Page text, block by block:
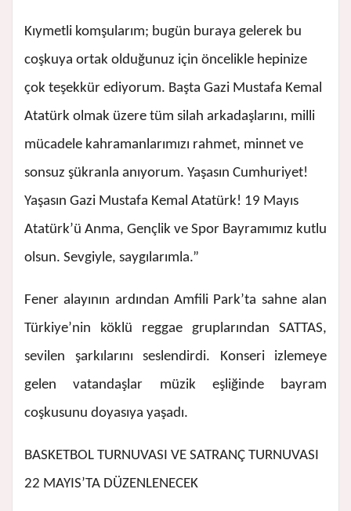
Kıymetli komşularım; bugün buraya gelerek bu
coşkuya ortak olduğunuz için öncelikle hepinize
çok teşekkür ediyorum. Başta Gazi Mustafa Kemal
Atatürk olmak üzere tüm silah arkadaşlarını, milli
mücadele kahramanlarımızı rahmet, minnet ve
sonsuz şükranla anıyorum. Yaşasın Cumhuriyet!
Yaşasın Gazi Mustafa Kemal Atatürk! 19 Mayıs
Atatürk’ü Anma, Gençlik ve Spor Bayramımız kutlu
olsun. Sevgiyle, saygılarımla.”
Fener alayının ardından Amfili Park’ta sahne alan
Türkiye’nin köklü reggae gruplarından SATTAS,
sevilen şarkılarını seslendirdi. Konseri izlemeye
gelen vatandaşlar müzik eşliğinde bayram
coşkusunu doyasıya yaşadı.
BASKETBOL TURNUVASI VE SATRANÇ TURNUVASI
22 MAYIS’TA DÜZENLENECEK